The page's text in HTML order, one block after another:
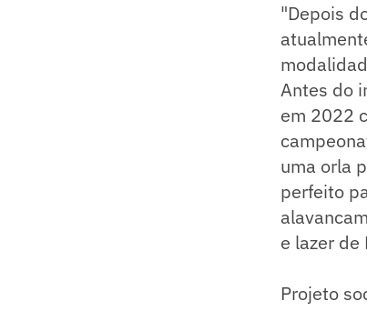
"Depois
Antes do
em 2022
uma orla
perfeito
e lazer de
Projeto